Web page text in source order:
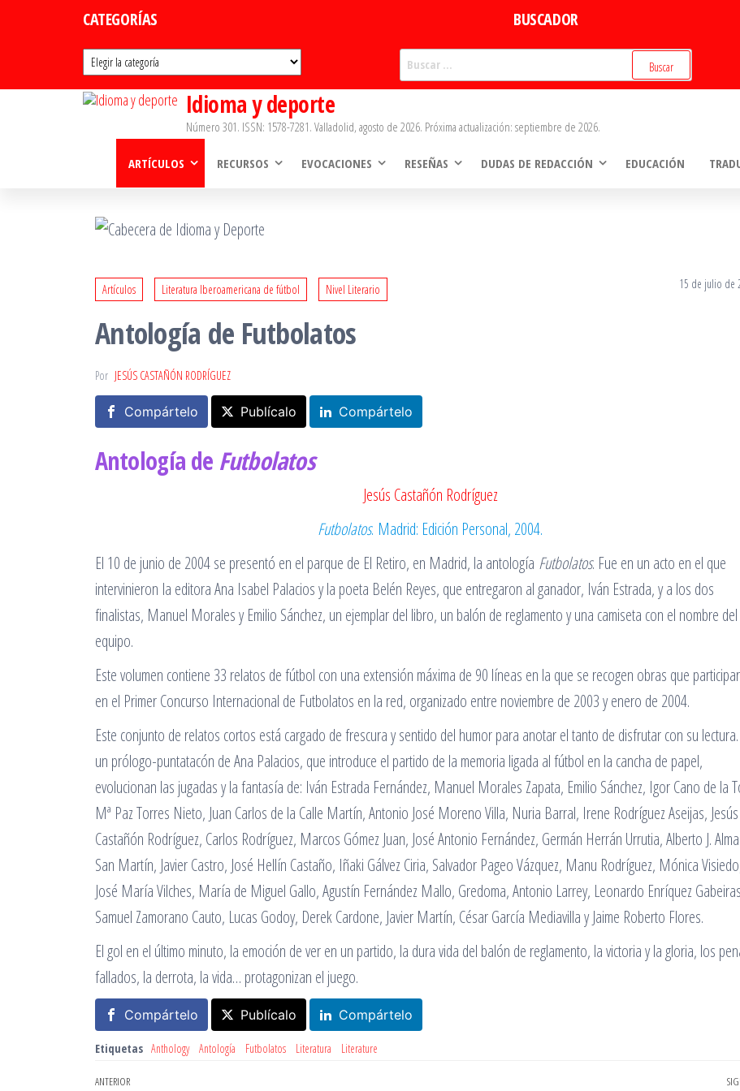
CATEGORÍAS
Categorías
BUSCADOR
Idioma y deporte
Número 301. ISSN: 1578-7281. Valladolid, agosto de 2026. Próxima actualización: septiembre de 2026.
ARTÍCULOS RECURSOS EVOCACIONES RESEÑAS DUDAS DE REDACCIÓN EDUCACIÓN
Artículos Literatura Iberoamericana de fútbol Nivel Literario 15 de julio de
Antología de Futbolatos
Por JESÚS CASTAÑÓN RODRÍGUEZ
Compártelo Publícalo Compártelo
Antología de Futbolatos
Jesús Castañón Rodríguez
Futbolatos. Madrid: Edición Personal, 2004.
El 10 de junio de 2004 se presentó en el parque de El Retiro, en Madrid, la antología Futbolatos. Fue en un acto en el que
intervinieron la editora Ana Isabel Palacios y la poeta Belén Reyes, que entregaron al ganador, Iván Estrada, y a los dos
finalistas, Manuel Morales y Emilio Sánchez, un ejemplar del libro, un balón de reglamento y una camiseta con el nombre del
equipo.
Este volumen contiene 33 relatos de fútbol con una extensión máxima de 90 líneas en la que se recogen obras que
en el Primer Concurso Internacional de Futbolatos en la red, organizado entre noviembre de 2003 y enero de 2004.
Este conjunto de relatos cortos está cargado de frescura y sentido del humor para anotar el tanto de disfrutar con su
un prólogo-puntatacón de Ana Palacios, que introduce el partido de la memoria ligada al fútbol en la cancha de papel,
evolucionan las jugadas y la fantasía de: Iván Estrada Fernández, Manuel Morales Zapata, Emilio Sánchez, Igor Cano de la
Mª Paz Torres Nieto, Juan Carlos de la Calle Martín, Antonio José Moreno Villa, Nuria Barral, Irene Rodríguez Aseijas, Jesús
Castañón Rodríguez, Carlos Rodríguez, Marcos Gómez Juan, José Antonio Fernández, Germán Herrán Urrutia, Alberto J.
San Martín, Javier Castro, José Hellín Castaño, Iñaki Gálvez Ciria, Salvador Pageo Vázquez, Manu Rodríguez, Mónica
José María Vilches, María de Miguel Gallo, Agustín Fernández Mallo, Gredoma, Antonio Larrey, Leonardo Enríquez
Samuel Zamorano Cauto, Lucas Godoy, Derek Cardone, Javier Martín, César García Mediavilla y Jaime Roberto Flores.
El gol en el último minuto, la emoción de ver en un partido, la dura vida del balón de reglamento, la victoria y la gloria, los
fallados, la derrota, la vida… protagonizan el juego.
Compártelo Publícalo Compártelo
Etiquetas Anthology Antología Futbolatos Literatura Literature
Entrada
ANTERIOR